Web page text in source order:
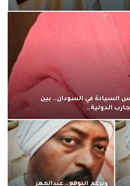
السيادة في السودان.. بين
الدولية…
وبرغم التوقع.. عبدالمعز